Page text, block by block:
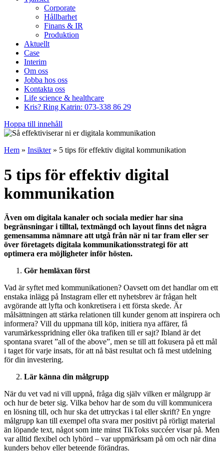
Corporate
Hållbarhet
Finans & IR
Produktion
Aktuellt
Case
Interim
Om oss
Jobba hos oss
Kontakta oss
Life science & healthcare
Kris? Ring Katrin: 073-338 86 29
Hoppa till innehåll
Hem » Insikter» 5 tips för effektiv digital kommunikation
5 tips för effektiv digital
kommunikation
Även om digitala kanaler och sociala medier har sina
begränsningar i tilltal, textmängd och layout finns det några
gemensamma nämnare att utgå från när ni tar fram eller ser
över företagets digitala kommunikationsstrategi för att
optimera era möjligheter inför hösten.
Gör hemläxan först
Vad är syftet med kommunikationen? Oavsett om det handlar om ett
enstaka inlägg på Instagram eller ett nyhetsbrev är frågan helt
avgörande att lyfta och konkretisera i ett första skede. Är
målsättningen att stärka relationen till kunder genom att inspirera och
informera? Vill du uppmana till köp, initiera nya affärer, få
varumärkesspridning eller öka trafiken till er sajt? Ibland är det
spontana svaret ”all of the above”, men se till att fokusera på ett mål
i taget för varje insats, för att nå bäst resultat och få mest utdelning
för din investering.
Lär känna din målgrupp
När du vet vad ni vill uppnå, fråga dig själv vilken er målgrupp är
och hur de beter sig. Vilka behov har de som du vill kommunicera
en lösning till, och hur ska det uttryckas i tal eller skrift? En yngre
målgrupp kan till exempel ofta svara mer positivt på rörligt material
än löpande text, något som inte minst TikToks succéer visar på. Men
var alltid flexibel och lyhörd – var uppmärksam på om och när dina
kunders behov eller beteende förändras.